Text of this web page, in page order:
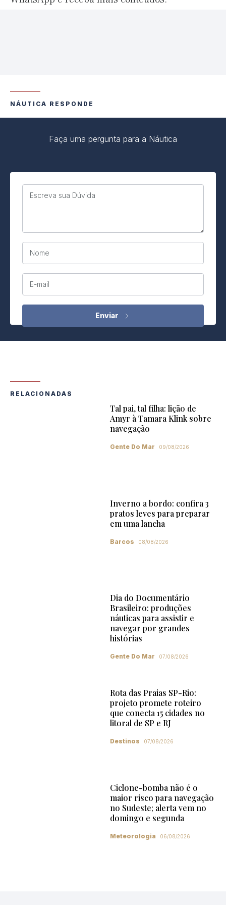
NÁUTICA RESPONDE
Faça uma pergunta para a Náutica
Escreva sua Dúvida
Nome
E-mail
RELACIONADAS
Tal pai, tal filha: lição de
Amyr à Tamara Klink sobre
navegação
Gente Do Mar 09/08/2026
Inverno a bordo: confira 3
pratos leves para preparar
em uma lancha
Barcos 08/08/2026
Dia do Documentário
Brasileiro: produções
náuticas para assistir e
navegar por grandes
histórias
Gente Do Mar 07/08/2026
Rota das Praias SP-Rio:
projeto promete roteiro
que conecta 15 cidades no
litoral de SP e RJ
Destinos 07/08/2026
Ciclone-bomba não é o
maior risco para navegação
no Sudeste; alerta vem no
domingo e segunda
Meteorologia 06/08/2026